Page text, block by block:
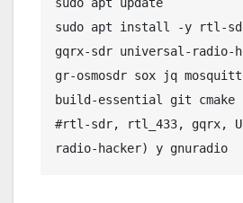
sudo apt install -y rtl-
gqrx-sdr universal-radio-
gr-osmosdr sox jq
build-essential git cmake
#rtl-sdr, rtl_433, gqrx,
radio-hacker) y gnuradio